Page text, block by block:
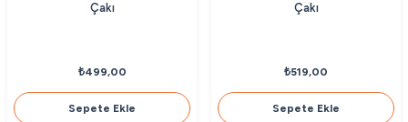
Çakı
₺499,00
Sepete Ekle
Çakı
₺519,00
Sepete Ekle